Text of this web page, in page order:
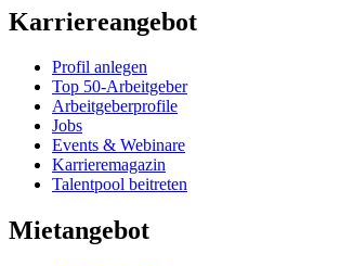
Karriereangebot
Profil anlegen
Top 50-Arbeitgeber
Arbeitgeberprofile
Jobs
Events & Webinare
Karrieremagazin
Talentpool beitreten
Mietangebot